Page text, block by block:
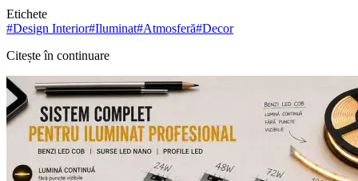
Etichete
#Design Interior#Iluminat#Atmosferă#Decor
Citește în continuare